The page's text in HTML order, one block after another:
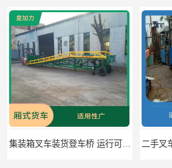
集装箱叉车装货登车桥 运行可靠 节省空间 二手叉车上货桥 密封性好 加快物料流通速度